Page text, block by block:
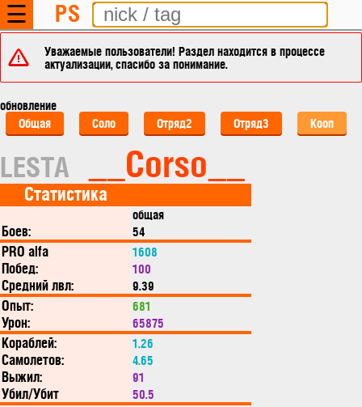
☰ PS
Уважаемые пользователи! Раздел находится в процессе
актуализации, спасибо за понимание.
обновление
Общая
Соло Отряд2 Отряд3 Кооп
LESTA __Corso__
Статистика
общая
Боев: 54
PRO alfa 1608
Побед: 100
Средний лвл: 9.39
Опыт: 681
Урон: 65875
Кораблей: 1.26
Самолетов: 4.65
Выжил: 91
Убил/Убит 50.5